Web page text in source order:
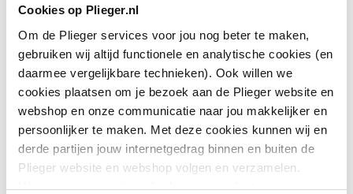
Cookies op Plieger.nl
Om de Plieger services voor jou nog beter te maken,
gebruiken wij altijd functionele en analytische cookies (en
daarmee vergelijkbare technieken). Ook willen we
cookies plaatsen om je bezoek aan de Plieger website en
webshop en onze communicatie naar jou makkelijker en
persoonlijker te maken. Met deze cookies kunnen wij en
derde partijen jouw internetgedrag binnen en buiten de
Plieger website en webshop volgen en verzamelen.
Hiermee passen wij en derden onze website, app,
Aansluiting 1
Aansluiting 2 Schuifmof
Afgedopt Nee
Contourcode aansluiting
1
Overig
Contourcode aansluiting
Overig
Toon meer